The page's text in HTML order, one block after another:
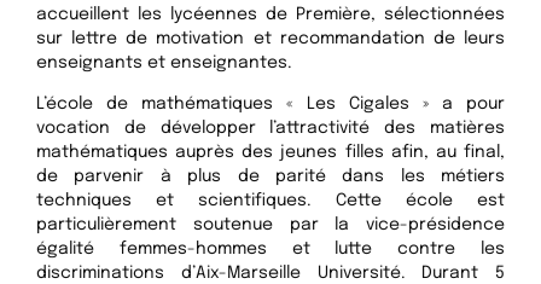
accueillent les lycéennes de Première, sélectionnées
sur lettre de motivation et recommandation de leurs
enseignants et enseignantes.
L’école de mathématiques « Les Cigales » a pour
vocation de développer l’attractivité des matières
mathématiques auprès des jeunes filles afin, au final,
de parvenir à plus de parité dans les métiers
techniques et scientifiques. Cette école est
particulièrement soutenue par la vice-présidence
égalité femmes-hommes et lutte contre les
discriminations d’Aix-Marseille Université. Durant 5